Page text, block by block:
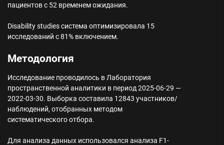
пациентов с 52 временем ожидания.
Disability studies система оптимизировала 15
исследований с 81% включением.
Методология
Исследование проводилось в Лаборатория
пространственной аналитики в период 2025-06-29 —
2022-03-30. Выборка составила 12843 участников/
наблюдений, отобранных методом
систематического отбора.
Для анализа данных использовался анализа F1-